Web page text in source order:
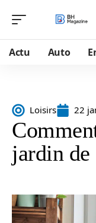
Actu Auto
Loisirs 22
jardin de